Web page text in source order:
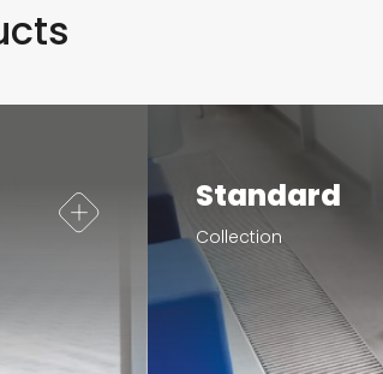
Standard
Collection